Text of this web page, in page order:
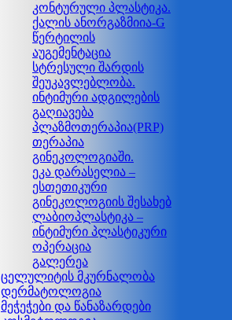
კონტურული პლასტიკა.
ქალის ანორგაზმიია-G
წერტილის
აუგემენტაცია
სტრესული შარდის
შეუკავლებლობა.
ინტიმური ადგილების
გაღიავება
პლაზმოთერაპია(PRP)
თერაპია
გინეკოლოგიაში.
ეკა დარასელია –
ესთეთიკური
გინეკოლოგიის შესახებ
ლაბიოპლასტიკა –
ინტიმური პლასტიკური
ოპერაცია
გალერეა
ცელულიტის მკურნალობა
დერმატოლოგია
მეჭეჭები და წანაზარდები